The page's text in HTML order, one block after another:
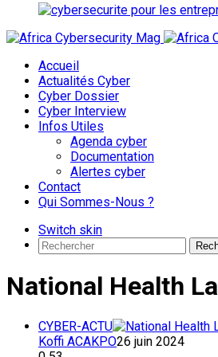
Accueil
Actualités Cyber
Cyber Dossier
Cyber Interview
Infos Utiles
Agenda cyber
Documentation
Alertes cyber
Contact
Qui Sommes-Nous ?
Switch skin
National Health
CYBER-ACTU
Koffi ACAKPO26 juin 2024